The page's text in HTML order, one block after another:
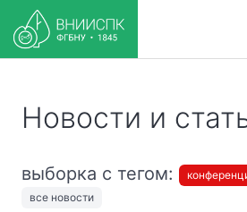
Новости и
выборка с тегом:
все новости